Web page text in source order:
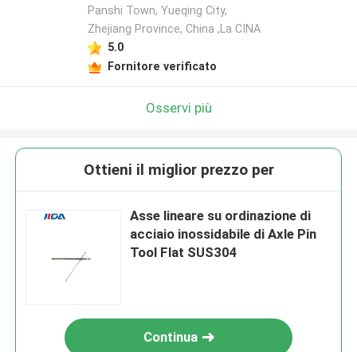
Panshi Town, Yueqing City,
Zhejiang Province, China ,La CINA
5.0
Fornitore verificato
Osservi più
Ottieni il miglior prezzo per
Asse lineare su ordinazione di
acciaio inossidabile di Axle Pin
Tool Flat SUS304
Continua